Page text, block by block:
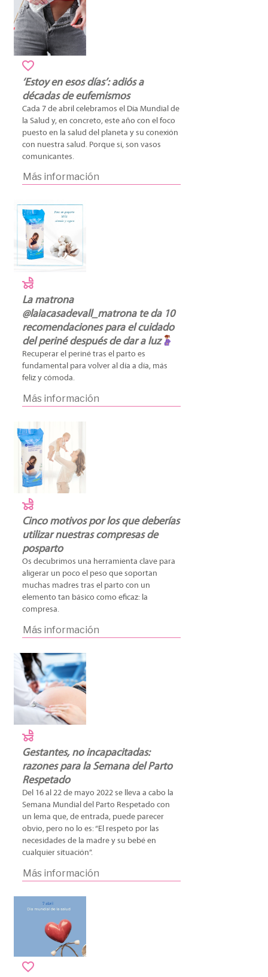
‘Estoy en esos días’: adiós a
décadas de eufemismos
Cada 7 de abril celebramos el Día Mundial de
la Salud y, en concreto, este año con el foco
puesto en la salud del planeta y su conexión
con nuestra salud. Porque sí, son vasos
comunicantes.
Más información
La matrona
@laiacasadevall_matrona te da 10
recomendaciones para el cuidado
del periné después de dar a luz
Recuperar el periné tras el parto es
fundamental para volver al día a día, más
feliz y cómoda.
Más información
Cinco motivos por los que deberías
utilizar nuestras compresas de
posparto
Os decubrimos una herramienta clave para
aligerar un poco el peso que soportan
muchas madres tras el parto con un
elemento tan básico como eficaz: la
compresa.
Más información
Gestantes, no incapacitadas:
razones para la Semana del Parto
Respetado
Del 16 al 22 de mayo 2022 se lleva a cabo la
Semana Mundial del Parto Respetado con
un lema que, de entrada, puede parecer
obvio, pero no lo es: “El respeto por las
necesidades de la madre y su bebé en
cualquier situación”.
Más información